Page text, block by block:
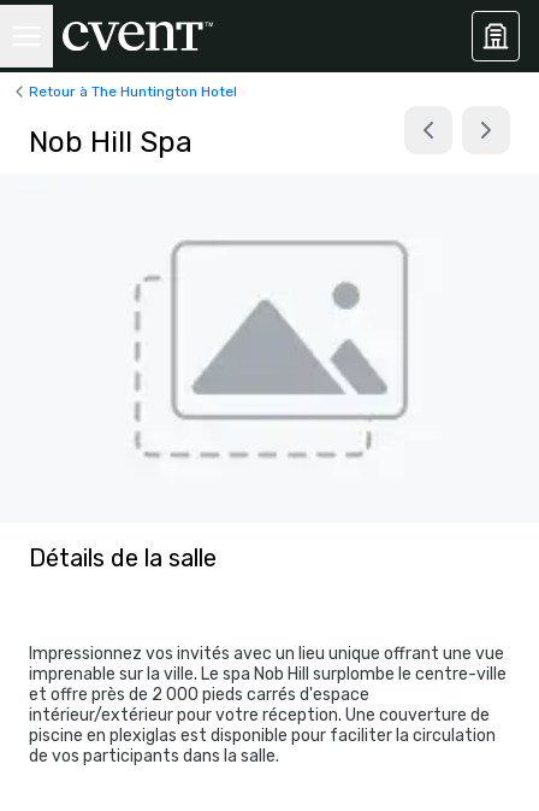
Retour à The Huntington Hotel
Nob Hill Spa
Détails de la salle
Impressionnez vos invités avec un lieu unique offrant une vue
imprenable sur la ville. Le spa Nob Hill surplombe le centre-ville
et offre près de 2 000 pieds carrés d'espace
intérieur/extérieur pour votre réception. Une couverture de
piscine en plexiglas est disponible pour faciliter la circulation
de vos participants dans la salle.